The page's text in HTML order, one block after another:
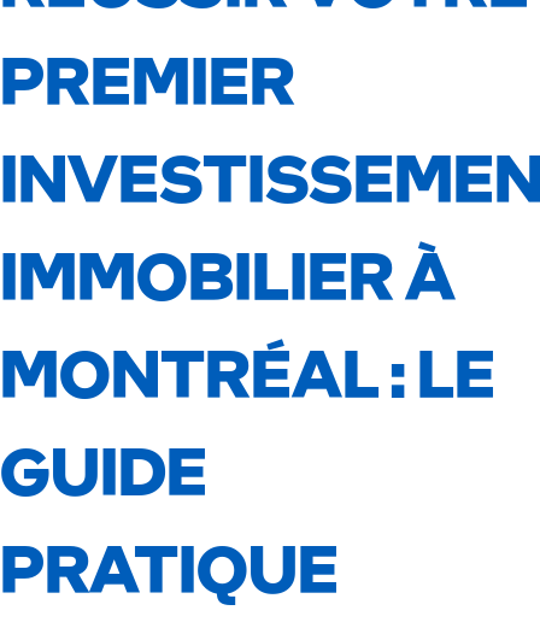
PREMIER
IMMOBILIER À
MONTRÉAL : LE
GUIDE
PRATIQUE